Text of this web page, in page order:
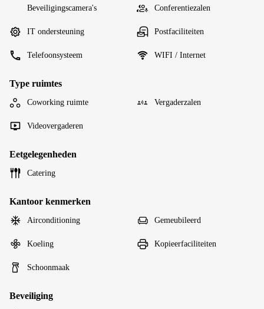
Beveiligingscamera's Conferentiezalen
IT ondersteuning Postfaciliteiten
Telefoonsysteem WIFI / Internet
Type ruimtes
Coworking ruimte Vergaderzalen
Videovergaderen
Eetgelegenheden
Catering
Kantoor kenmerken
Airconditioning Gemeubileerd
Koeling Kopieerfaciliteiten
Schoonmaak
Beveiliging